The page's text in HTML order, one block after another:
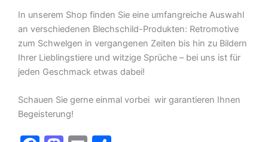
In unserem Shop finden Sie eine umfangreiche Auswahl
an verschiedenen Blechschild-Produkten: Retromotive
zum Schwelgen in vergangenen Zeiten bis hin zu Bildern
Ihrer Lieblingstiere und witzige Sprüche – bei uns ist für
jeden Geschmack etwas dabei!
Schauen Sie gerne einmal vorbei  wir garantieren Ihnen
Begeisterung!